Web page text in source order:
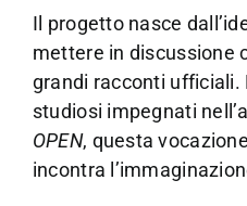
Il progetto nasce
mettere in discussione
grandi racconti ufficiali.
studiosi impegnati
OPEN, questa
incontra